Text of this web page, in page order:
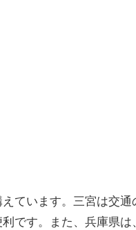
ています。三宮は交通
です。また、兵庫県